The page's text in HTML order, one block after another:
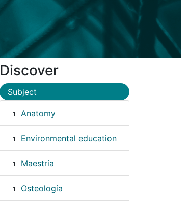
Discover
Subject
1 Anatomy
1 Environmental education
1 Maestría
1 Osteología